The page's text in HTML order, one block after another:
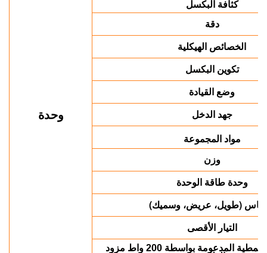
وحدة
كثافة البكسل
دقة
الخصائص الهيكلية
تكوين البكسل
وضع القيادة
جهد الدخل
مواد المجموعة
وزن
وحدة طاقة الوحدة
(طويل، عريض، وسميك)
التيار الأقصى
المدعومة بواسطة 200 واط مزود